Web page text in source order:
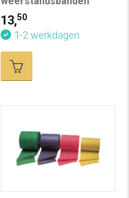
13,50
1-2 werkdagen